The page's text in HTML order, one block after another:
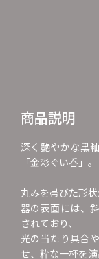
商品説明
深く艶やかな黒
「金彩ぐい呑」。
丸みを帯びた形
器の表面には、
されており、
光の当たり具合
せ、粋な一杯を演